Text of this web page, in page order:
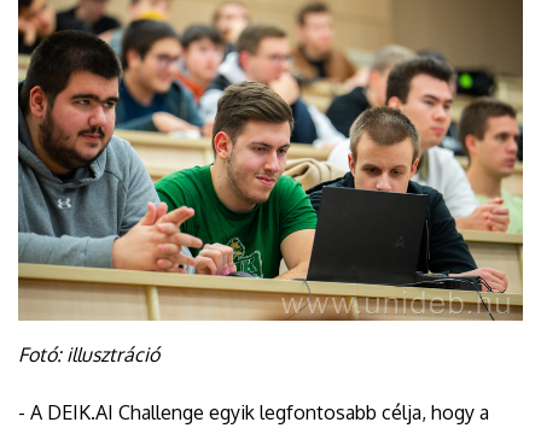
Fotó: illusztráció
- A DEIK.AI Challenge egyik legfontosabb célja, hogy a